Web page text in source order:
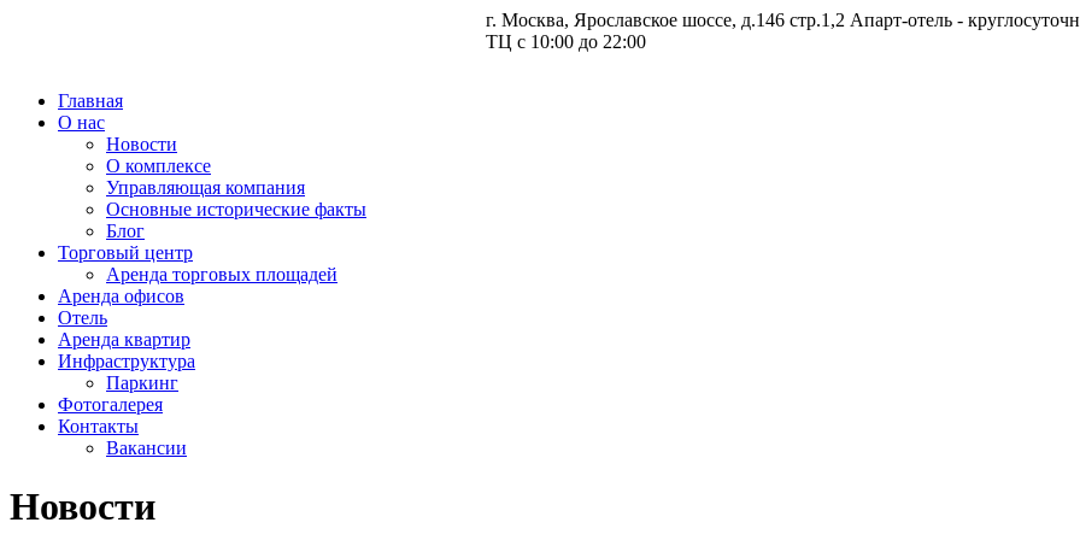
г. Москва, Ярославское шоссе, д.146 стр.1,2 Апарт-отель -
ТЦ с 10:00 до 22:00
Главная
О нас
Новости
О комплексе
Управляющая компания
Основные исторические факты
Блог
Торговый центр
Аренда торговых площадей
Аренда офисов
Отель
Аренда квартир
Инфраструктура
Паркинг
Фотогалерея
Контакты
Вакансии
Новости